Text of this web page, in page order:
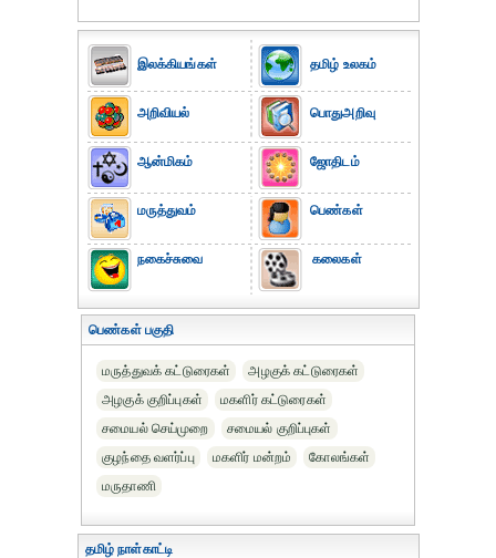
இலக்கியங்கள்
அறிவியல்
ஆன்மிகம்
மருத்துவம்
நகைச்சுவை
தமிழ் உலகம்
பொதுஅறிவு
ஜோதிடம்
பெண்கள்
கலைகள்
பெண்கள் பகுதி
மருத்துவக் கட்டுரைகள்
அழகுக் கட்டுரைகள்
அழகுக் குறிப்புகள்
மகளிர் கட்டுரைகள்
சமையல் செய்முறை
சமையல் குறிப்புகள்
குழந்தை வளர்ப்பு
மகளிர் மன்றம்
கோலங்கள்
மருதாணி
தமிழ் நாள்காட்டி